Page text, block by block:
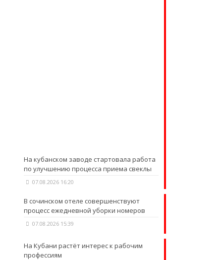
На кубанском заводе стартовала работа
по улучшению процесса приема свеклы
07.08.2026 16:20
В сочинском отеле совершенствуют
процесс ежедневной уборки номеров
07.08.2026 15:39
На Кубани растёт интерес к рабочим
профессиям